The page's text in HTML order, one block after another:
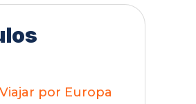
Viajar por Europa